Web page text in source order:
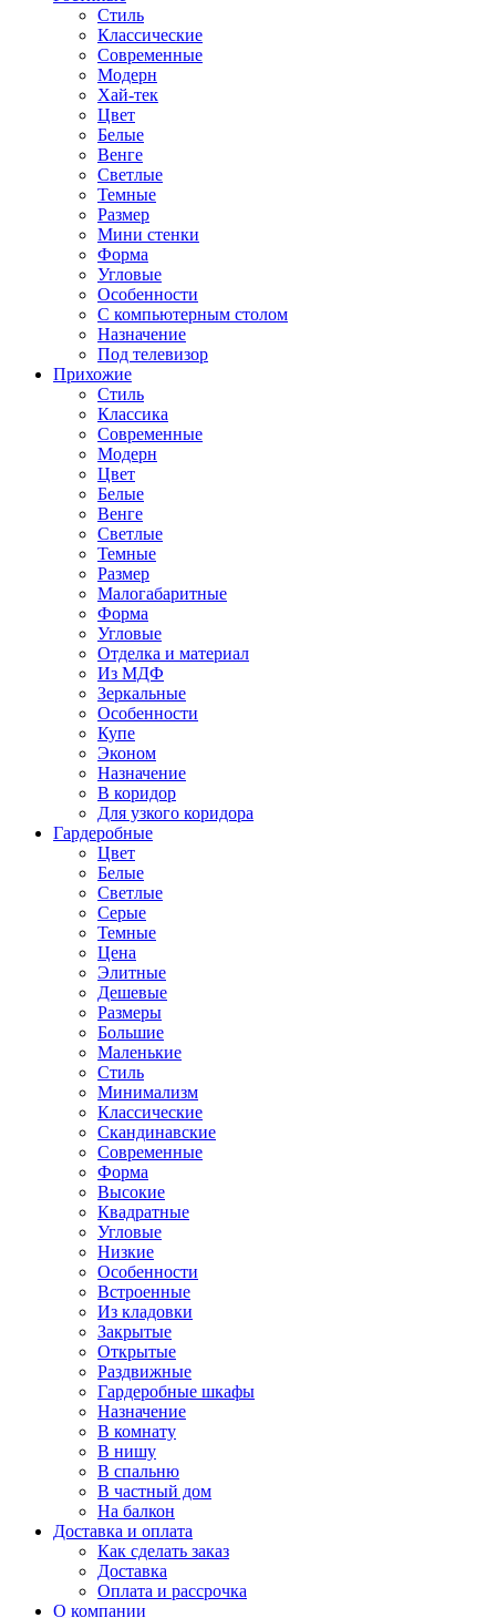
Стиль
Классические
Современные
Модерн
Хай-тек
Цвет
Белые
Венге
Светлые
Темные
Размер
Мини стенки
Форма
Угловые
Особенности
С компьютерным столом
Назначение
Под телевизор
Прихожие
Стиль
Классика
Современные
Модерн
Цвет
Белые
Венге
Светлые
Темные
Размер
Малогабаритные
Форма
Угловые
Отделка и материал
Из МДФ
Зеркальные
Особенности
Купе
Эконом
Назначение
В коридор
Для узкого коридора
Гардеробные
Цвет
Белые
Светлые
Серые
Темные
Цена
Элитные
Дешевые
Размеры
Большие
Маленькие
Стиль
Минимализм
Классические
Скандинавские
Современные
Форма
Высокие
Квадратные
Угловые
Низкие
Особенности
Встроенные
Из кладовки
Закрытые
Открытые
Раздвижные
Гардеробные шкафы
Назначение
В комнату
В нишу
В спальню
В частный дом
На балкон
Доставка и оплата
Как сделать заказ
Доставка
Оплата и рассрочка
О компании